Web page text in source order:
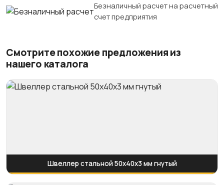
Безналичный расчет на расчетный
счет предприятия
Смотрите похожие предложения из
нашего каталога
Швеллер стальной 50x40x3 мм гнутый